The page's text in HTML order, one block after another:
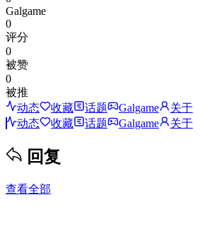
Galgame
0
评分
0
被赞
0
被推
动态
收藏 话题 Galgame
关于
动态
收藏 话题 Galgame 关于
回复
查看全部